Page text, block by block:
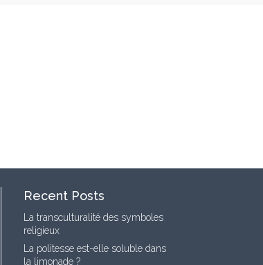
Recent Posts
La transculturalité des symboles
religieux
La politesse est-elle soluble dans
la limonade ?